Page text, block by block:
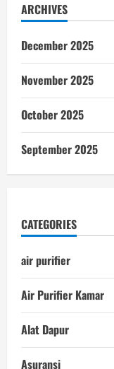
ARCHIVES
December 2025
November 2025
October 2025
September 2025
CATEGORIES
air purifier
Air Purifier Kamar
Alat Dapur
Asuransi